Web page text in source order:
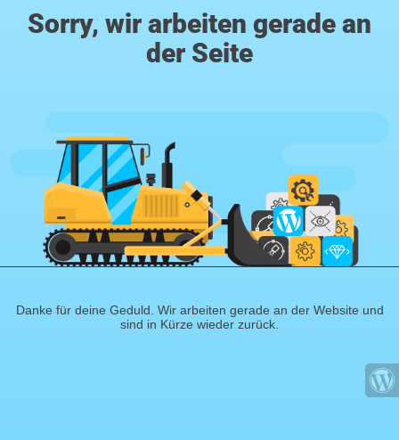
Sorry, wir arbeiten gerade an
der Seite
Danke für deine Geduld. Wir arbeiten gerade an der Website und
sind in Kürze wieder zurück.